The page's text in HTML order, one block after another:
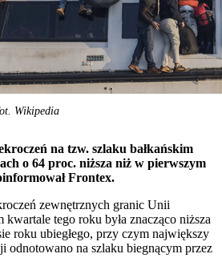
Wikipedia
na tzw. szlaku bałkańskim
o 64 proc. niższa niż w pierwszym
Frontex.
zewnętrznych granic Unii
tego roku była znacząco niższa
roku ubiegłego, przy czym największy
odnotowano na szlaku biegnącym przez